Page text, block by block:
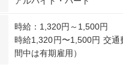
時給：1,320円～1,500円
時給1,320円〜1,500円 交
間中は有期雇用）